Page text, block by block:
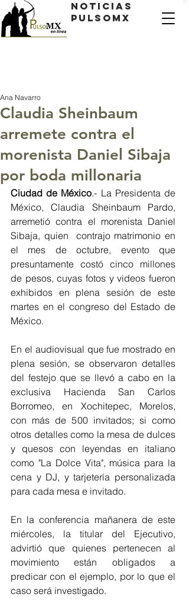
Noticias
PulsoMX
Claudia Sheinbaum
arremete contra el
morenista Daniel Sibaja
por boda millonaria
Ana Navarro
Ciudad de México.- La Presidenta de
México, Claudia Sheinbaum Pardo,
arremetió contra el morenista Daniel
Sibaja, quien  contrajo matrimonio en
el mes de octubre, evento que
presuntamente costó cinco millones
de pesos, cuyas fotos y videos fueron
exhibidos en plena sesión de este
martes en el congreso del Estado de
México.
En el audiovisual que fue mostrado en
plena sesión, se observaron detalles
del festejo que se llevó a cabo en la
exclusiva Hacienda San Carlos
Borromeo, en Xochitepec, Morelos,
con más de 500 invitados; si como
otros detalles como la mesa de dulces
y quesos con leyendas en italiano
como "La Dolce Vita", música para la
cena y DJ, y tarjetería personalizada
para cada mesa e invitado.
En la conferencia mañanera de este
miércoles, la titular del Ejecutivo,
advirtió que quienes pertenecen al
movimiento están obligados a
predicar con el ejemplo, por lo que el
caso será investigado.